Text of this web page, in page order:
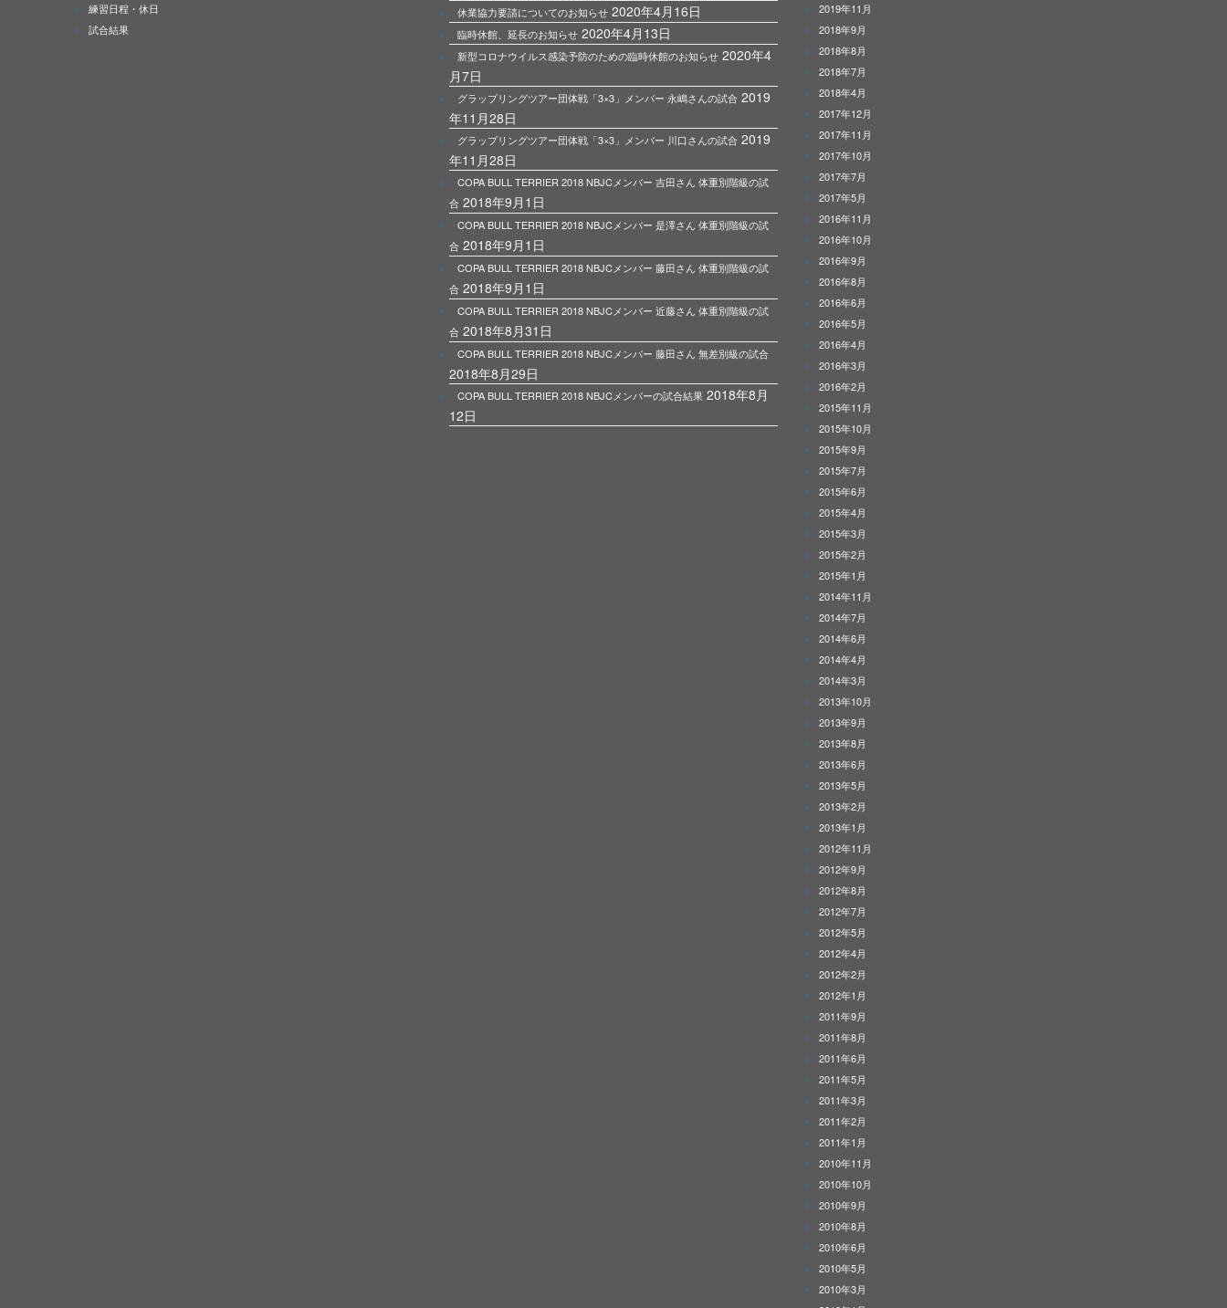
練習日程・休日
試合結果
休業協力要請についてのお知らせ 2020年4月16日
臨時休館、延長のお知らせ 2020年4月13日
新型コロナウイルス感染予防のための臨時休館のお知らせ 2020年4
月7日
グラップリングツアー団体戦「3×3」メンバー 永嶋さんの試合 2019
年11月28日
グラップリングツアー団体戦「3×3」メンバー 川口さんの試合 2019
年11月28日
COPA BULL TERRIER 2018 NBJCメンバー 吉田さん 体重別階級の試
合 2018年9月1日
COPA BULL TERRIER 2018 NBJCメンバー 是澤さん 体重別階級の試
合 2018年9月1日
COPA BULL TERRIER 2018 NBJCメンバー 藤田さん 体重別階級の試
合 2018年9月1日
COPA BULL TERRIER 2018 NBJCメンバー 近藤さん 体重別階級の試
合 2018年8月31日
COPA BULL TERRIER 2018 NBJCメンバー 藤田さん 無差別級の試合
2018年8月29日
COPA BULL TERRIER 2018 NBJCメンバーの試合結果 2018年8月
12日
2019年11月
2018年9月
2018年8月
2018年7月
2018年4月
2017年12月
2017年11月
2017年10月
2017年7月
2017年5月
2016年11月
2016年10月
2016年9月
2016年8月
2016年6月
2016年5月
2016年4月
2016年3月
2016年2月
2015年11月
2015年10月
2015年9月
2015年7月
2015年6月
2015年4月
2015年3月
2015年2月
2015年1月
2014年11月
2014年7月
2014年6月
2014年4月
2014年3月
2013年10月
2013年9月
2013年8月
2013年6月
2013年5月
2013年2月
2013年1月
2012年11月
2012年9月
2012年8月
2012年7月
2012年5月
2012年4月
2012年2月
2012年1月
2011年9月
2011年8月
2011年6月
2011年5月
2011年3月
2011年2月
2011年1月
2010年11月
2010年10月
2010年9月
2010年8月
2010年6月
2010年5月
2010年3月